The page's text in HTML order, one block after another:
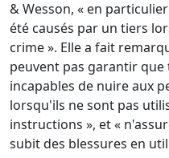
& Wesson, « en
été causés par un tiers
crime ». Elle a fait
peuvent pas garantir
incapables de nuire aux
lorsqu'ils ne sont pas
instructions », et «
subit des blessures en